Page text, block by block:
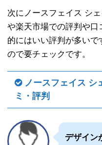
次にノースフェイス シ
や楽天市場での評判や
的にはいい評判が多い
ので要チェックです。
ノースフェイス シ
ミ・評判
デザイン